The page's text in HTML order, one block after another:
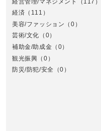
経済 （111）
美容/ファッション （0）
芸術/文化 （0）
補助金/助成金 （0）
観光振興 （0）
防災/防犯/安全
（0）